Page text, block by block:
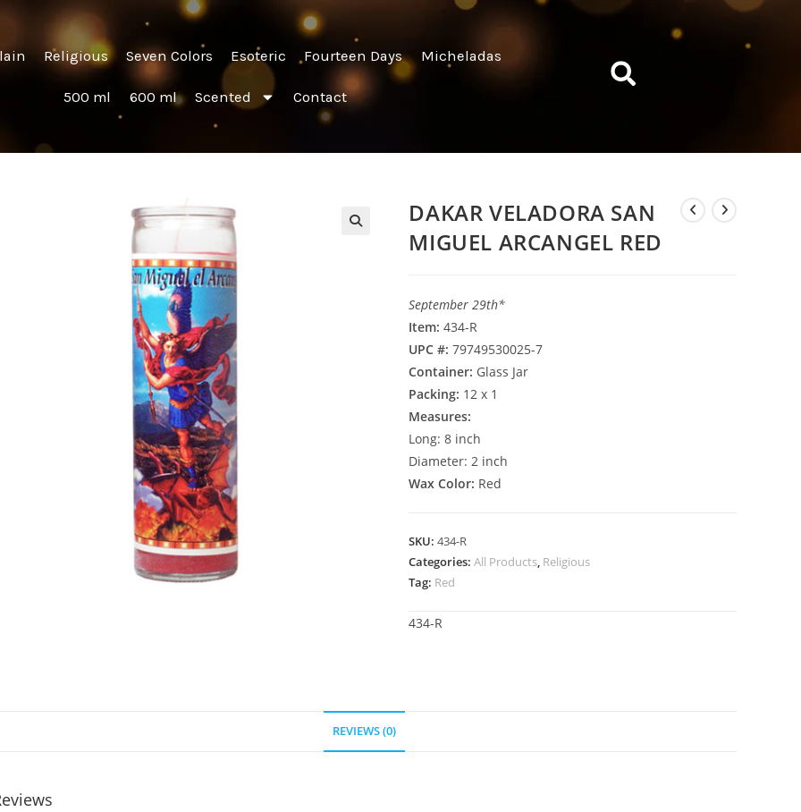
Religious Seven Colors Esoteric Fourteen Days Micheladas
500 ml 600 ml Scented Contact
DAKAR VELADORA SAN
MIGUEL ARCANGEL RED
September 29th*
Item: 434-R
UPC #: 79749530025-7
Container: Glass Jar
Packing: 12 x 1
Measures:
Long: 8 inch
Diameter: 2 inch
Wax Color: Red
SKU:434-R
Categories:All Products, Religious
Tag: Red
434-R
REVIEWS (0)